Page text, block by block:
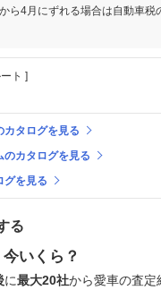
ら4月にずれる場合は自動車税
ト ]
カタログを見る
のカタログを見る
グを見る
る
いくら？
に最大20社から愛車の査定